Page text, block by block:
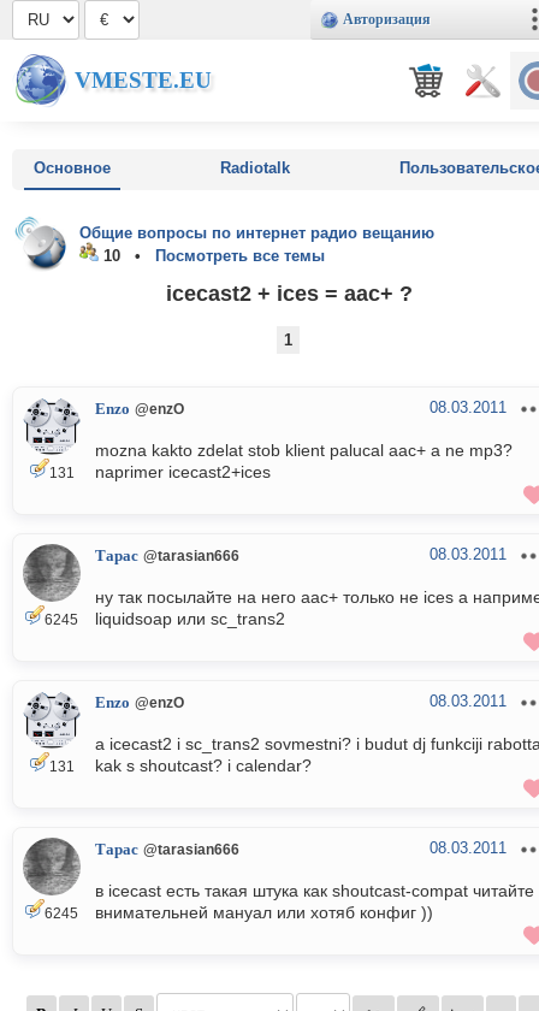
Авторизация
VMESTE.EU
Основное Radiotalk
Общие вопросы по интернет радио вещанию
10 •
Посмотреть все темы
icecast2 + ices = aac+ ?
1
131
Enzo @enzO 08.03.2011
mozna kakto zdelat stob klient palucal aac+ a ne mp3?
naprimer icecast2+ices
6245
Тарас @tarasian666 08.03.2011
ну так посылайте на него aac+ только не ices а
liquidsoap или sc_trans2
131
Enzo @enzO 08.03.2011
a icecast2 i sc_trans2 sovmestni? i budut dj funkciji
kak s shoutcast? i calendar?
6245
Тарас @tarasian666 08.03.2011
в icecast есть такая штука как shoutcast-compat читайте
внимательней мануал или хотяб конфиг ))